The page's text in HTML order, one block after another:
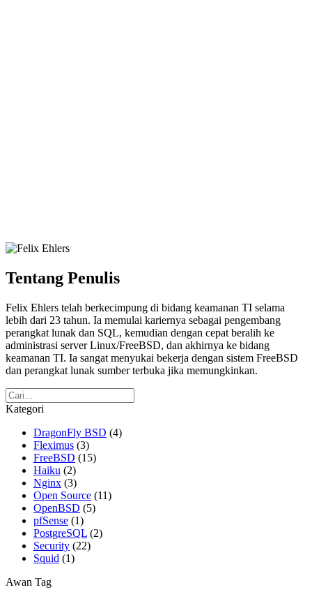
Tentang Penulis
Felix Ehlers telah berkecimpung di bidang keamanan TI selama
lebih dari 23 tahun. Ia memulai kariernya sebagai pengembang
perangkat lunak dan SQL, kemudian dengan cepat beralih ke
administrasi server Linux/FreeBSD, dan akhirnya ke bidang
keamanan TI. Ia sangat menyukai bekerja dengan sistem FreeBSD
dan perangkat lunak sumber terbuka jika memungkinkan.
Kategori
DragonFly BSD (4)
Fleximus (3)
FreeBSD (15)
Haiku (2)
Nginx (3)
Open Source (11)
OpenBSD (5)
pfSense (1)
PostgreSQL (2)
Security (22)
Squid (1)
Awan Tag